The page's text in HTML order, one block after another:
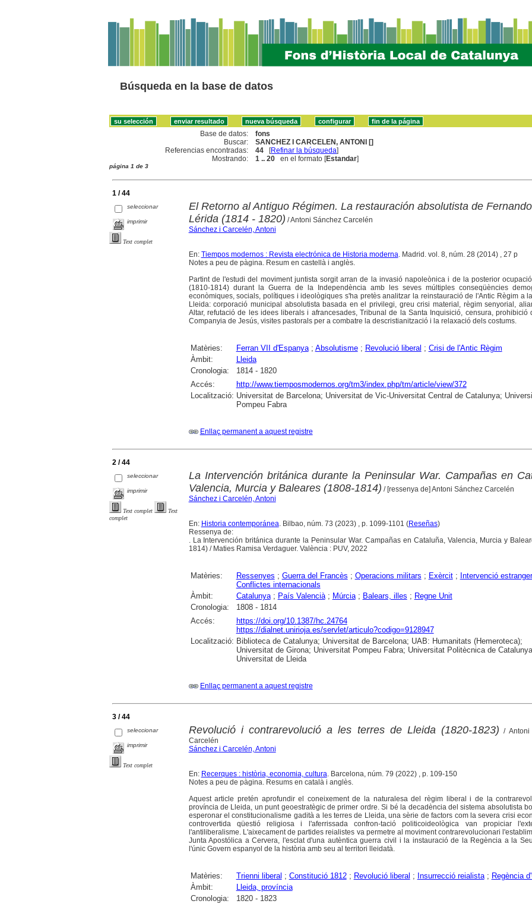
Búsqueda en la base de datos
Base de datos:
fons
Buscar:
SANCHEZ I CARCELEN, ANTONI []
Referencias encontradas:
44 [Refinar la búsqueda]
Mostrando:
1 .. 20 en el formato [Estandar]
página 1 de 3
1 / 44
seleccionar
imprimir
Text complet
El Retorno al Antiguo Régimen. La restauración absolutista de
Lérida (1814 - 1820) / Antoni Sánchez Carcelén
Sánchez i Carcelén, Antoni
En: Tiempos modernos : Revista electrónica de Historia moderna. Madrid. vol. 8, núm. 28 (2014) , 27 p
Notes a peu de pàgina. Resum en castellà i anglès.
Partint de l'estudi del moviment juntista sorgit arran de la invasió napoleònica i de la posterior
(1810-1814) durant la Guerra de la Independència amb les seves múltiples conseqüències
econòmiques, socials, polítiques i ideològiques s'ha pretès analitzar la reinstauració de l'Antic Règim a
Lleida: corporació municipal absolutista basada en el privilegi, greu crisi material, règim senyorial,
Altar, refutació de les idees liberals i afrancesades, Tribunal de la Santa Inquisició, censura, prohibició
Companyia de Jesús, visites pastorals per a combatre la descristianització i la relaxació dels costums.
Matèries: Ferran VII d'Espanya; Absolutisme; Revolució liberal ; Crisi de l'Antic Règim
Àmbit:
Lleida
Cronologia:
1814 - 1820
Accés:
http://www.tiemposmodernos.org/tm3/index.php/tm/article/view/372
Localització: Universitat de Barcelona; Universitat de Vic-Universitat Central de Catalunya;
Pompeu Fabra
Enllaç permanent a aquest registre
2 / 44
seleccionar
imprimir
Text complet
Text
complet
La Intervención británica durante la Peninsular War. Campañas en
Valencia, Murcia y Baleares (1808-1814) / [ressenya de] Antoni Sánchez Carcelén
Sánchez i Carcelén, Antoni
En: Historia contemporánea. Bilbao, núm. 73 (2023) , p. 1099-1101 (Reseñas)
Ressenya de:
. La Intervención británica durante la Peninsular War. Campañas en Cataluña, Valencia, Murcia y
1814) / Maties Ramisa Verdaguer. València : PUV, 2022
Matèries: Ressenyes ; Guerra del Francès ; Operacions militars ; Exèrcit; Intervenció
Conflictes internacionals
Àmbit:
Catalunya; País Valencià; Múrcia; Balears, illes ; Regne Unit
Cronologia:
1808 - 1814
Accés:
https://doi.org/10.1387/hc.24764
https://dialnet.unirioja.es/servlet/articulo?codigo=9128947
Localització: Biblioteca de Catalunya; Universitat de Barcelona; UAB: Humanitats (Hemeroteca);
Universitat de Girona; Universitat Pompeu Fabra; Universitat Politècnica de
Universitat de Lleida
Enllaç permanent a aquest registre
3 / 44
seleccionar
imprimir
Text complet
Revolució i contrarevolució a les terres de Lleida (1820-1823) / Antoni
Carcelén
Sánchez i Carcelén, Antoni
En: Recerques : història, economia, cultura. Barcelona, núm. 79 (2022) , p. 109-150
Notes a peu de pàgina. Resums en català i anglès.
Aquest article pretén aprofundir el coneixement de la naturalesa del règim liberal i de la
província de Lleida, un punt geoestratègic de primer ordre. Si bé la decadència del sistema absolutista
esperonar el constitucionalisme gadità a les terres de Lleida, una sèrie de factors com la severa crisi
controvertida qüestió religiosa i l'aferrissada confron-tació politicoideològica van propiciar
l'antiliberalisme. L'aixecament de partides reialistes va permetre al moviment contrarevolucionari
Junta Apostólica a Cervera, l'esclat d'una autèntica guerra civil i la instauració de la Regència a la
l'únic Govern espanyol de la història amb seu al territori lleidatà.
Matèries: Trienni liberal ; Constitució 1812; Revolució liberal ; Insurrecció reialista; Regència
Àmbit:
Lleida, província
Cronologia:
1820 - 1823